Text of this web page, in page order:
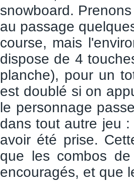
snowboard.
au passage
course, mais
dispose de 4
planche), pour un
est doublé si on
le personnage
dans tout autre jeu
avoir été prise.
que les combos
encouragés, et que